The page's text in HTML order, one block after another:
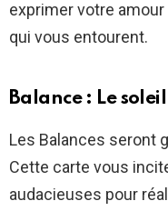
exprimer votre
qui vous entourent.
Balance : Le soleil
Les Balances seront
Cette carte vous
audacieuses pour